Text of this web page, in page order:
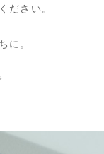
ださい。
に。